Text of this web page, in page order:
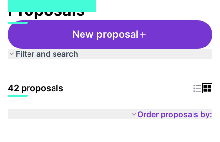
Proposals
New proposal
Filter and search
42 proposals
Order proposals by: